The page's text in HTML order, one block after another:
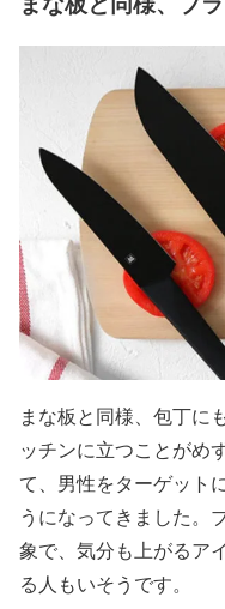
まな板と同様、包丁
ッチンに立つことがめ
て、男性をターゲット
うになってきました。
象で、気分も上がるア
る人もいそうです。